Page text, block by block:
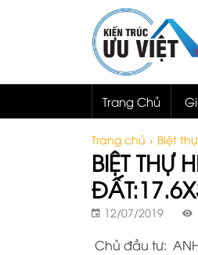
Trang Chủ
Trang chủ › Biệt
BIỆT THỰ
12/07/2019
Chủ đầu tư: